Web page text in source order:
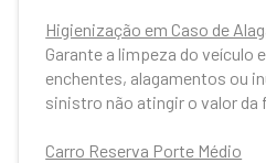
Higienização em Caso de
Garante a limpeza do veículo
enchentes, alagamentos ou
sinistro não atingir o valor da
Carro Reserva Porte Médio